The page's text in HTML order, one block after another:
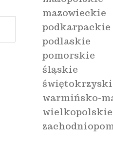
mazowieckie
podkarpackie
podlaskie
pomorskie
śląskie
warmińsko-
wielkopolskie